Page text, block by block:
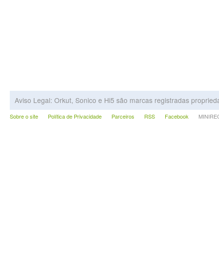
Aviso Legal: Orkut, Sonico e Hi5 são marcas registradas
Sobre o site Política de Privacidade Parceiros RSS Facebook